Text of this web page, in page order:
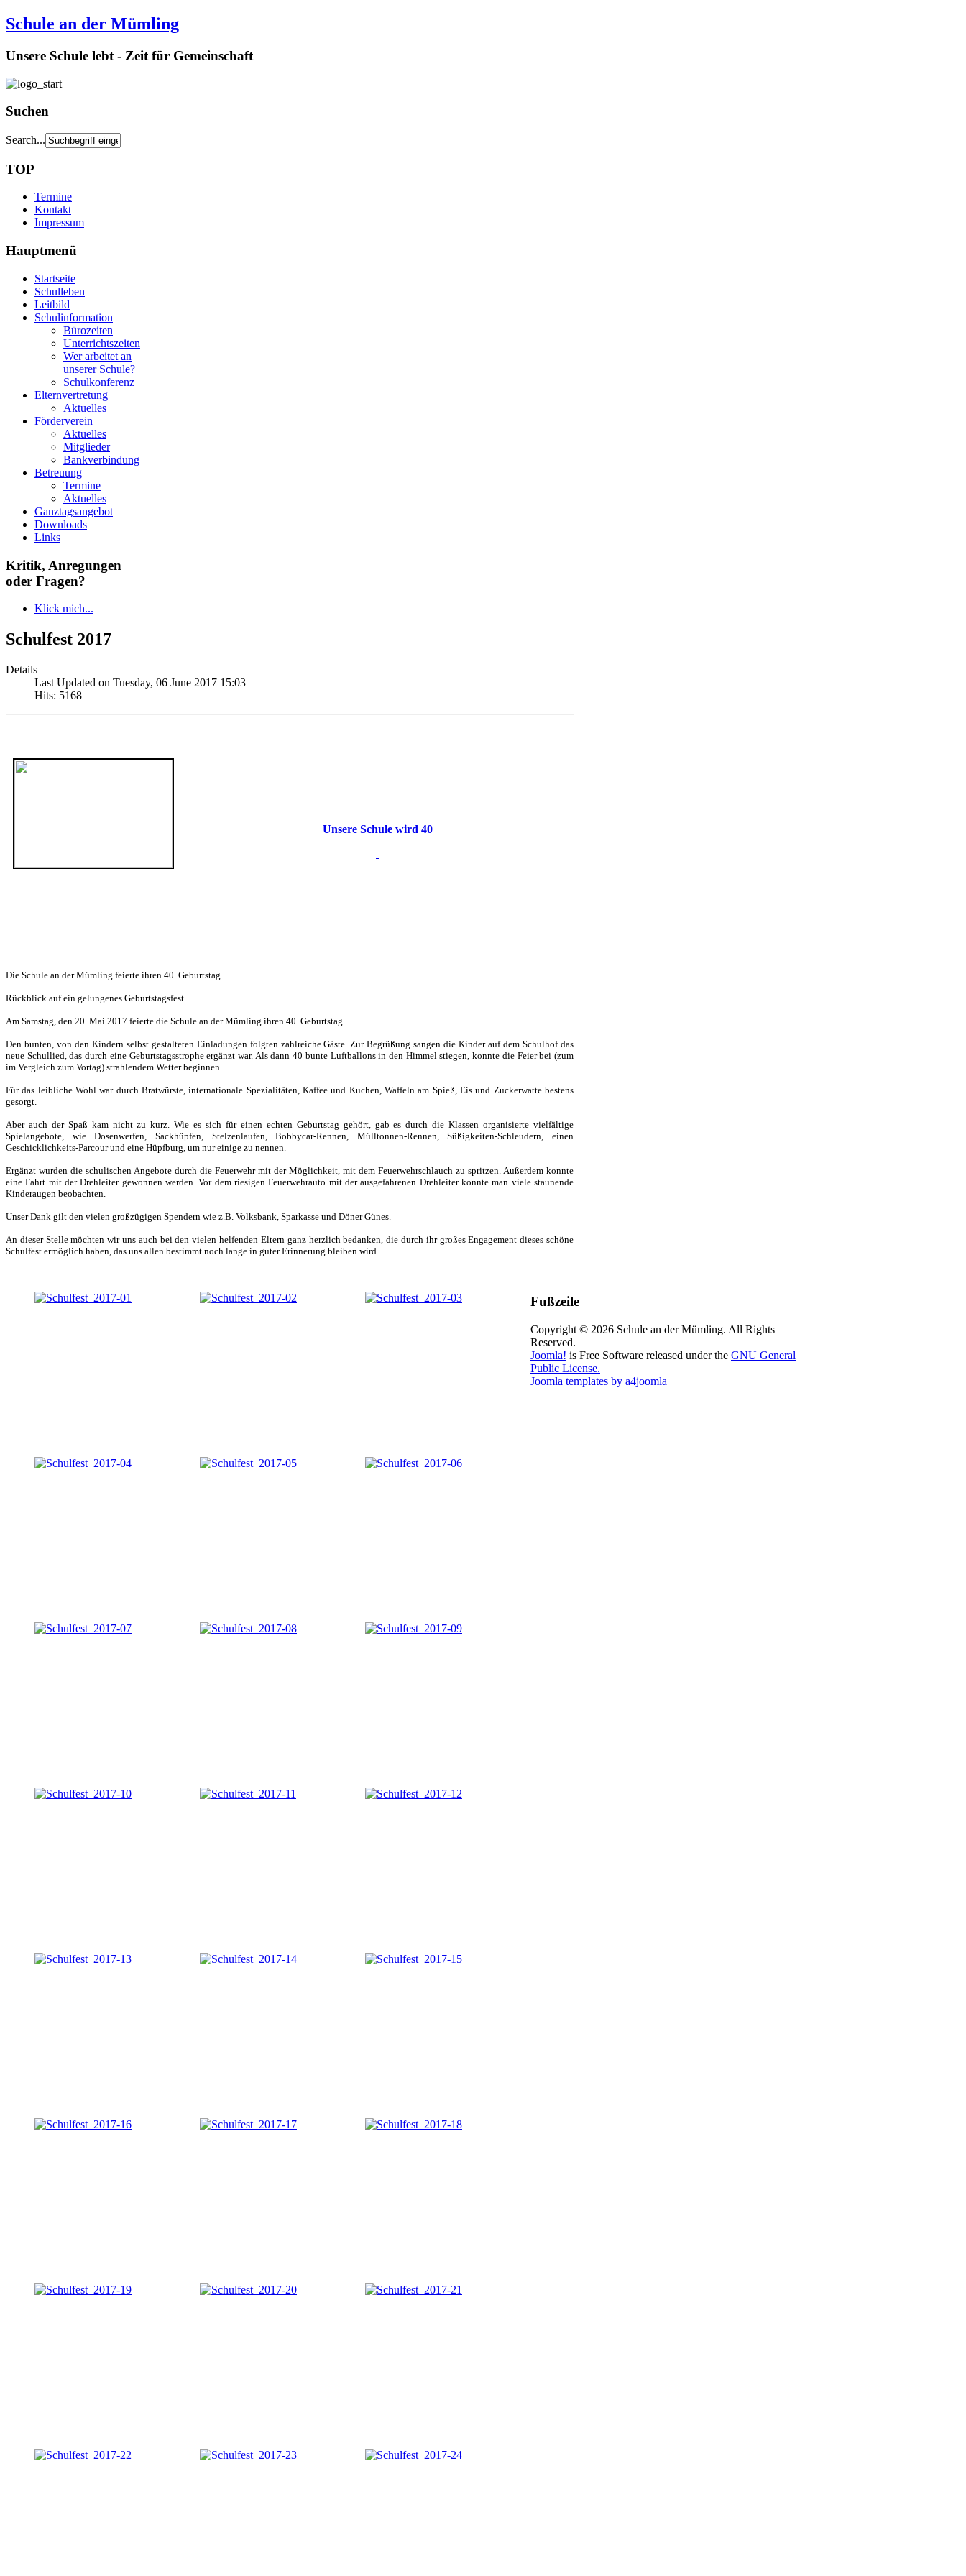
Schule an der Mümling
Unsere Schule lebt - Zeit für Gemeinschaft
Suchen
Search...
TOP
Termine
Kontakt
Impressum
Hauptmenü
Startseite
Schulleben
Leitbild
Schulinformation
Bürozeiten
Unterrichtszeiten
Wer arbeitet an
unserer Schule?
Schulkonferenz
Elternvertretung
Aktuelles
Förderverein
Aktuelles
Mitglieder
Bankverbindung
Betreuung
Termine
Aktuelles
Ganztagsangebot
Downloads
Links
Kritik, Anregungen
oder Fragen?
Klick mich...
Schulfest 2017
Details
Last Updated on Tuesday, 06 June 2017 15:03
Hits: 5168
Unsere Schule wird 40
Die Schule an der Mümling feierte ihren 40. Geburtstag
Rückblick auf ein gelungenes Geburtstagsfest
Am Samstag, den 20. Mai 2017 feierte die Schule an der Mümling ihren 40. Geburtstag.
Den bunten, von den Kindern selbst gestalteten Einladungen folgten zahlreiche Gäste. Zur Begrüßung sangen die Kinder auf dem Schulhof das
neue Schullied, das durch eine Geburtstagsstrophe ergänzt war. Als dann 40 bunte Luftballons in den Himmel stiegen, konnte die Feier bei (zum
im Vergleich zum Vortag) strahlendem Wetter beginnen.
Für das leibliche Wohl war durch Bratwürste, internationale Spezialitäten, Kaffee und Kuchen, Waffeln am Spieß, Eis und Zuckerwatte bestens
gesorgt.
Aber auch der Spaß kam nicht zu kurz. Wie es sich für einen echten Geburtstag gehört, gab es durch die Klassen organisierte vielfältige
Spielangebote, wie Dosenwerfen, Sackhüpfen, Stelzenlaufen, Bobbycar-Rennen, Mülltonnen-Rennen, Süßigkeiten-Schleudern, einen
Geschicklichkeits-Parcour und eine Hüpfburg, um nur einige zu nennen.
Ergänzt wurden die schulischen Angebote durch die Feuerwehr mit der Möglichkeit, mit dem Feuerwehrschlauch zu spritzen. Außerdem konnte
eine Fahrt mit der Drehleiter gewonnen werden. Vor dem riesigen Feuerwehrauto mit der ausgefahrenen Drehleiter konnte man viele staunende
Kinderaugen beobachten.
Unser Dank gilt den vielen großzügigen Spendern wie z.B. Volksbank, Sparkasse und Döner Günes.
An dieser Stelle möchten wir uns auch bei den vielen helfenden Eltern ganz herzlich bedanken, die durch ihr großes Engagement dieses schöne
Schulfest ermöglich haben, das uns allen bestimmt noch lange in guter Erinnerung bleiben wird.
Fußzeile
Copyright © 2026 Schule an der Mümling. All Rights
Reserved.
Joomla! is Free Software released under the GNU General
Public License.
Joomla templates by a4joomla